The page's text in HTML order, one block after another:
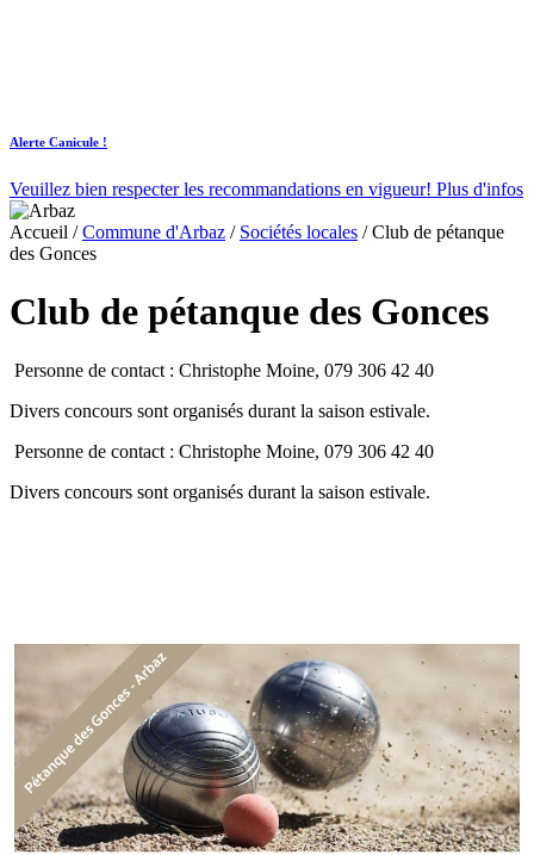
Alerte Canicule !
Veuillez bien respecter les recommandations en vigueur! Plus d'infos
Accueil /Commune d'Arbaz / Sociétés locales /Club de pétanque
des Gonces
Club de pétanque des Gonces
Personne de contact : Christophe Moine, 079 306 42 40
Divers concours sont organisés durant la saison estivale.
Personne de contact : Christophe Moine, 079 306 42 40
Divers concours sont organisés durant la saison estivale.